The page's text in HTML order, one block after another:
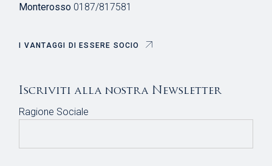
Monterosso 0187/817581
I VANTAGGI DI ESSERE SOCIO
Iscriviti alla nostra Newsletter
Ragione Sociale